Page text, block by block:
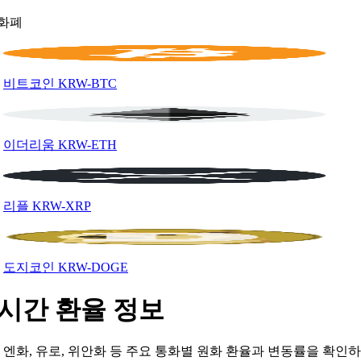
폐
비트코인 KRW-BTC
이더리움 KRW-ETH
리플 KRW-XRP
도지코인 KRW-DOGE
간 환율 정보
엔화, 유로, 위안화 등 주요 통화별 원화 환율과 변동률을 확인